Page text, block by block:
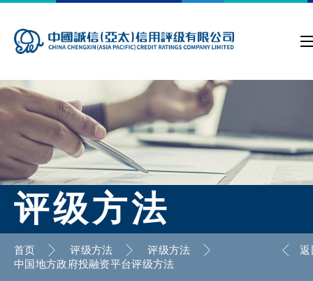
评级方法
首页 评级方法
评级方法
中国地方政府投融资平台评级方法